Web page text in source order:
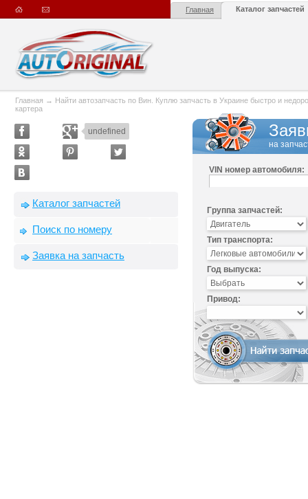
Главная Каталог запчастей
Главная → Найти автозапчасть по Вин. Куплю запчасть в Украине быстро и
картера
undefined
Каталог запчастей
Поиск по номеру
Заявка на запчасть
на
VIN номер автомобиля:
Группа запчастей:
Тип транспорта:
Год выпуска:
Привод: